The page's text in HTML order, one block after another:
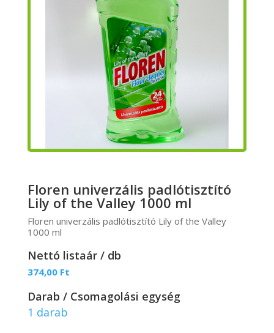
Floren univerzális padlótisztító
Lily of the Valley 1000 ml
Floren univerzális padlótisztító Lily of the Valley
1000 ml
Nettó listaár / db
374,00 Ft
Darab / Csomagolási egység
1 darab